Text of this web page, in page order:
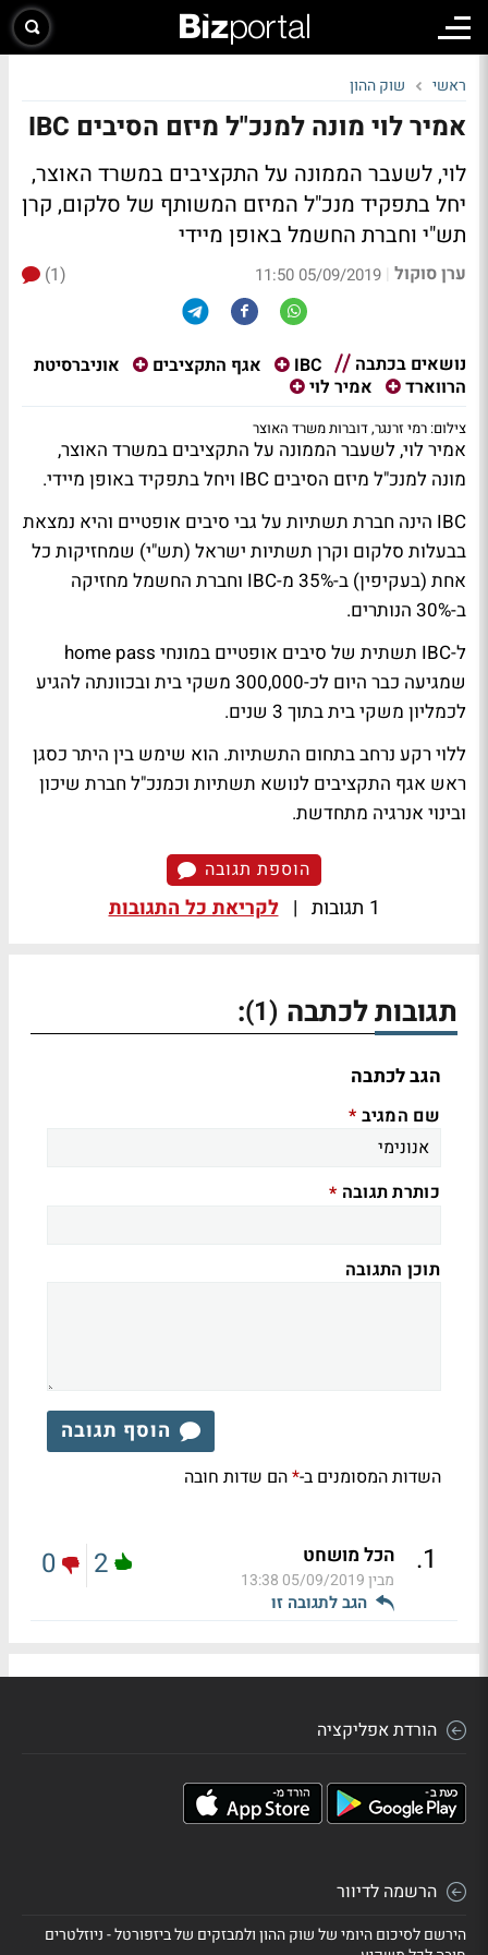
ראשי שוק ההון
אמיר לוי מונה למנכ"ל מיזם הסיבים IBC
לוי, לשעבר הממונה על התקציבים במשרד האוצר,
יחל בתפקיד מנכ"ל המיזם המשותף של סלקום, קרן
תש"י וחברת החשמל באופן מיידי
ערן סוקול |
05/09/2019 11:50
(1)
נושאים בכתבה IBC אגף התקציבים
אוניברסיטת
הרווארד
אמיר לוי
צילום: רמי זרנגר, דוברות משרד האוצר
אמיר לוי, לשעבר הממונה על התקציבים במשרד האוצר,
מונה למנכ"ל מיזם הסיבים IBC ויחל בתפקיד באופן מיידי.
IBC הינה חברת תשתיות על גבי סיבים אופטיים והיא נמצאת
בבעלות סלקום וקרן תשתיות ישראל (תש"י) שמחזיקות כל
אחת (בעקיפין) ב-35% מ-IBC וחברת החשמל מחזיקה
ב-30% הנותרים.
ל-IBC תשתית של סיבים אופטיים במונחי home pass
שמגיעה כבר היום לכ-300,000 משקי בית ובכוונתה להגיע
לכמליון משקי בית בתוך 3 שנים.
ללוי רקע נרחב בתחום התשתיות. הוא שימש בין היתר כסגן
ראש אגף התקציבים לנושא תשתיות וכמנכ"ל חברת שיכון
ובינוי אנרגיה מתחדשת.
הוספת תגובה
1 תגובות | לקריאת כל התגובות
תגובות לכתבה (1)
:
הגב לכתבה
שם המגיב *
כותרת תגובה *
תוכן התגובה
הוסף תגובה
השדות המסומנים ב-*הם שדות חובה
1
. הכל מושחט
מבין05/09/2019 13:38
הגב לתגובה זו
2
0
הורדת אפליקציה
הרשמה לדיוור
הירשם לסיכום היומי של שוק ההון ולמבזקים של ביזפורטל - ניוזלטרים